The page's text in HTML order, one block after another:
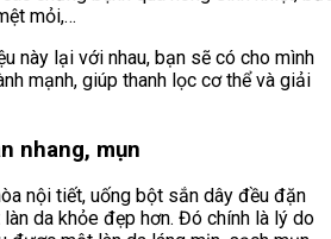
mỏi,…
này lại với nhau, bạn sẽ có cho mình
mạnh, giúp thanh lọc cơ thể và giải
nhang, mụn
nội tiết, uống bột sắn dây đều đặn
da khỏe đẹp hơn. Đó chính là lý do